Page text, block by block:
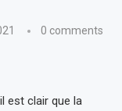
0 comments
est clair que la